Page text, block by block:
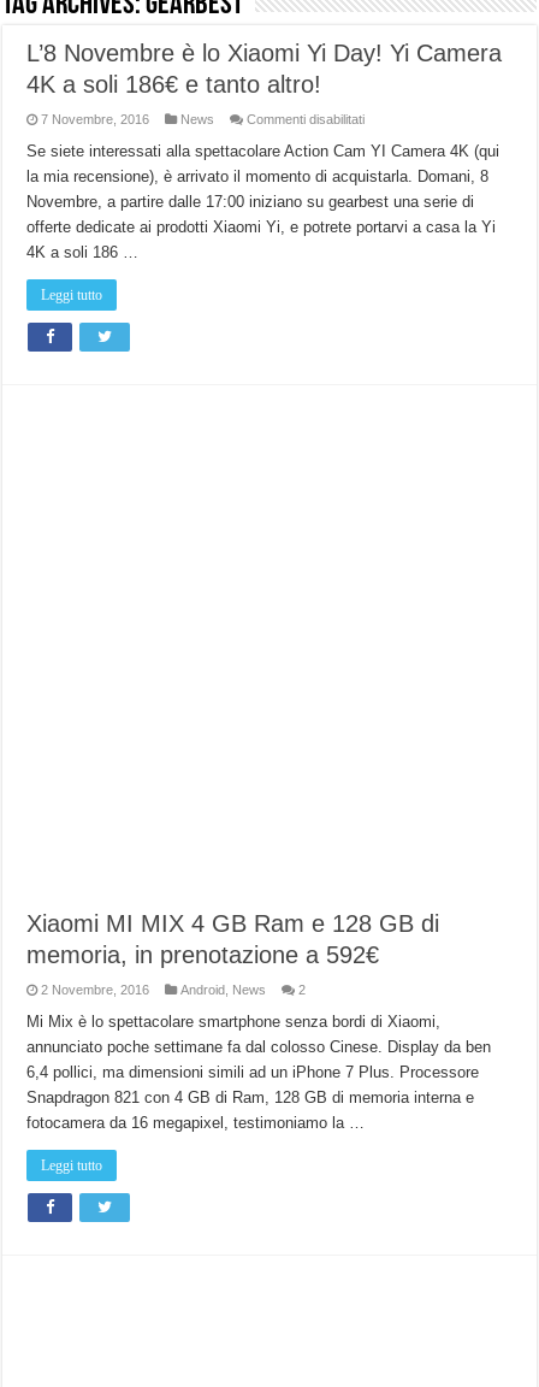
Dashcam 70mai A810 Lite: Piccola, 4K e molto efficace. Ecco come va in strada
NON Crederai a quanta LUCE fa questa Lampada Letour! – RECENSIONE
Cecotec Millor, recensione della mountain bike elettrica biammortizzata.
Chi l’ha detto che gli Open-Ear suonano male? Recensione EarFun Clip 2
BENKS OMNIWARRIOR: Più di un semplice vetro temperato!
Brondi Amico Vero 4G: Focus su SOS, sicurezza e controllo da remoto.
Brondi Amico VERO 4G : Focus su SOS e comandi da remoto
L’8 Novembre è lo Xiaomi Yi Day! Yi Camera
4K a soli 186€ e tanto altro!
7 Novembre, 2016 News Commenti disabilitatisu
Novembre
è
lo
Yi
Day!
Yi
Se siete interessati alla spettacolare Action Cam YI Camera 4K (qui
la mia recensione), è arrivato il momento di acquistarla. Domani, 8
Novembre, a partire dalle 17:00 iniziano su gearbest una serie di
offerte dedicate ai prodotti Xiaomi Yi, e potrete portarvi a casa la Yi
4K a soli 186 …
Leggi tutto
Xiaomi MI MIX 4 GB Ram e 128 GB di
memoria, in prenotazione a 592€
2 Novembre, 2016 Android News 2
Mi Mix è lo spettacolare smartphone senza bordi di Xiaomi,
annunciato poche settimane fa dal colosso Cinese. Display da ben
6,4 pollici, ma dimensioni simili ad un iPhone 7 Plus. Processore
Snapdragon 821 con 4 GB di Ram, 128 GB di memoria interna e
fotocamera da 16 megapixel, testimoniamo la …
Leggi tutto